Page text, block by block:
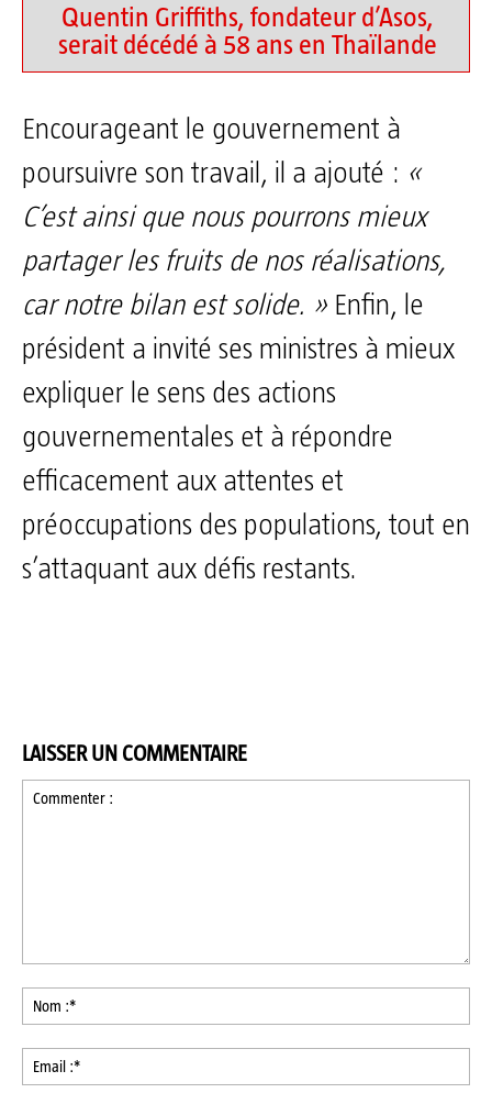
Quentin Griffiths, fondateur d’Asos,
serait décédé à 58 ans en Thaïlande
Encourageant le gouvernement à
poursuivre son travail, il a ajouté : «
C’est ainsi que nous pourrons mieux
partager les fruits de nos réalisations,
car notre bilan est solide. » Enfin, le
président a invité ses ministres à mieux
expliquer le sens des actions
gouvernementales et à répondre
efficacement aux attentes et
préoccupations des populations, tout en
s’attaquant aux défis restants.
LAISSER UN COMMENTAIRE
:*
:*